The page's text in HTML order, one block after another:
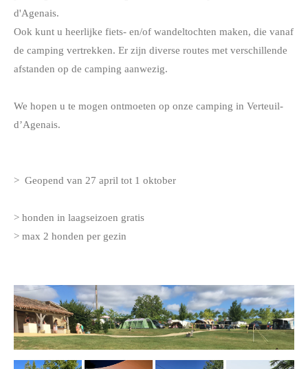
d'Agenais.
Ook kunt u heerlijke fiets- en/of wandeltochten maken, die vanaf
de camping vertrekken. Er zijn diverse routes met verschillende
afstanden op de camping aanwezig.
​We hopen u te mogen ontmoeten op onze camping in Verteuil-
d’Agenais.
​> Geopend van 27 april tot 1 oktober
> honden in laagseizoen gratis
​> max 2 honden per gezin